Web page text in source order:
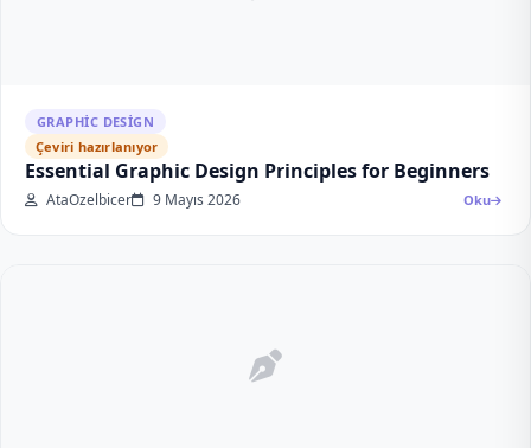
GRAPHIC DESIGN
Çeviri hazırlanıyor
Essential Graphic Design Principles for Beginners
AtaOzelbicer 9 Mayıs 2026 Oku